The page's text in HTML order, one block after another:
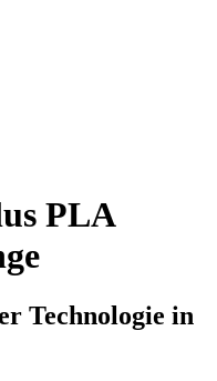
PLA
Technologie in